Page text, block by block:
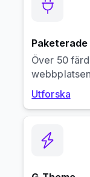
Paketerade
Över 50
Utforska